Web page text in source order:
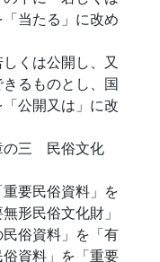
当たる」に改め
くは公開し、又
るものとし、国
公開又は」に改
の三 民俗文化
要民俗資料」を
形民俗文化財」
俗資料」を「有
資料」を「重要